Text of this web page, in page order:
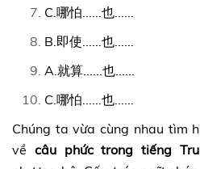
C.哪怕......也......
B.即使......也......
A.就算......也......
C.哪怕......也......
Chúng ta vừa cùng nhau tìm
về câu phức trong tiếng